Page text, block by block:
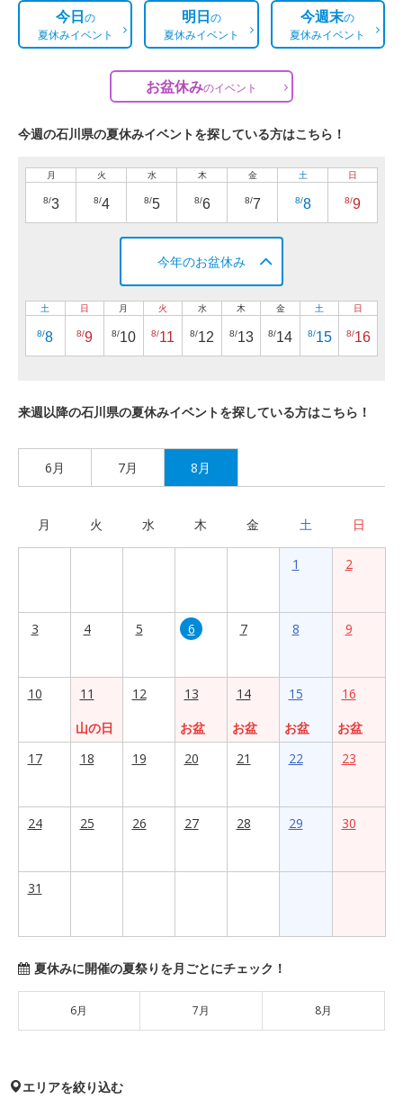
今日の
夏休みイベント
明日の
夏休みイベント
今週末の
夏休みイベント
お盆休みのイベント
今週の石川県の夏休みイベントを探している方はこちら！
月
8/3
火
8/4
水
8/5
木
8/6
金
8/7
土
8/8
日
8/9
今年のお盆休み
土
8/8
日
8/9
月
8/10
火
8/11
水
8/12
木
8/13
金
8/14
土
8/15
日
8/16
来週以降の石川県の夏休みイベントを探している方はこちら！
6月 7月 8月
月 火 水 木 金 土 日
1 2
3 4 5 6 7 8 9
10
11
山の日
12
13
お盆
14
お盆
15
お盆
16
お盆
17
18 19 20 21 22 23
24 25 26 27 28 29 30
31
夏休みに開催の夏祭りを月ごとにチェック！
6月 7月 8月
エリアを絞り込む